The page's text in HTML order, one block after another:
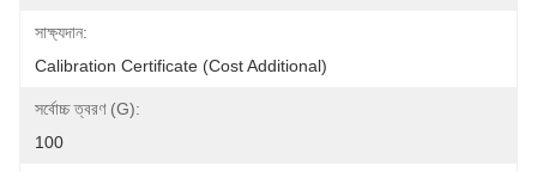
সাক্ষ্যদান:
Calibration Certificate (Cost Additional)
সর্বোচ্চ ত্বরণ (g):
100